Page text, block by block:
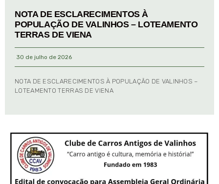
NOTA DE ESCLARECIMENTOS À
POPULAÇÃO DE VALINHOS – LOTEAMENTO
TERRAS DE VIENA
30 de julho de 2026
NOTA DE ESCLARECIMENTOS À POPULAÇÃO DE VALINHOS –
LOTEAMENTO TERRAS DE VIENA